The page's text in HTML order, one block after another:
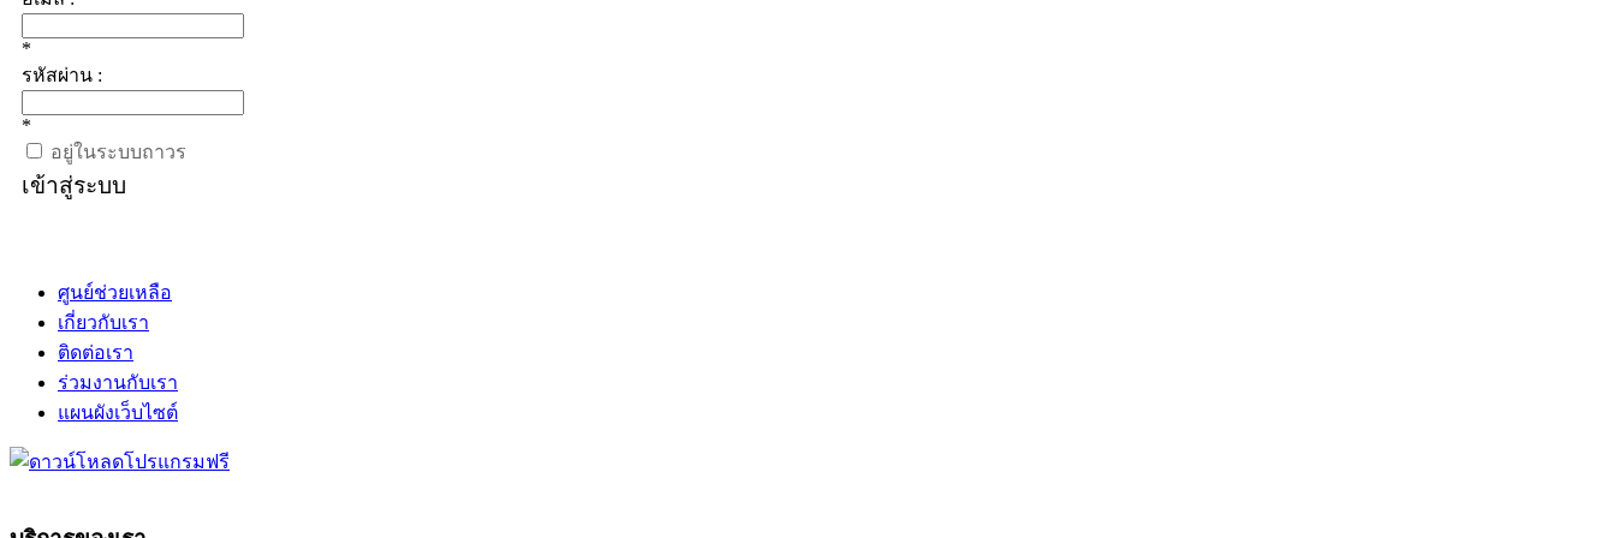
*
รหัสผ่าน :
*
อยู่ในระบบถาวร
เข้าสู่ระบบ
ศูนย์ช่วยเหลือ
เกี่ยวกับเรา
ติดต่อเรา
ร่วมงานกับเรา
แผนผังเว็บไซต์